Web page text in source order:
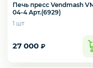
Печь пресс Vendmash
04-4 Арт.(6929)
1 шт
27 000 ₽